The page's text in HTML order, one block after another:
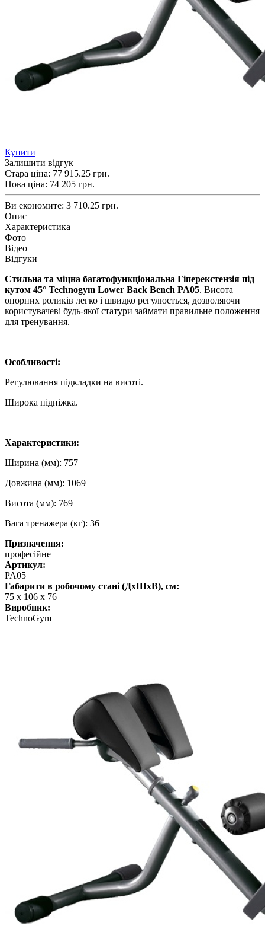
Купити
Залишити відгук
Стара ціна: 77 915.25 грн.
Нова ціна: 74 205 грн.
Ви економите: 3 710.25 грн.
Опис
Характеристика
Фото
Відео
Відгуки
Стильна та міцна багатофункціональна Гіперекстензія під
кутом 45° Technogym Lower Back Bench PA05. Висота
опорних роликів легко і швидко регулюється, дозволяючи
користувачеві будь-якої статури займати правильне положення
для тренування.
Особливості:
Регулювання підкладки на висоті.
Широка підніжка.
Характеристики:
Ширина (мм): 757
Довжина (мм): 1069
Висота (мм): 769
Вага тренажера (кг): 36
Призначення:
професійне
Артикул:
PA05
Габарити в робочому стані (ДхШхВ), см:
75 х 106 х 76
Виробник:
TechnoGym